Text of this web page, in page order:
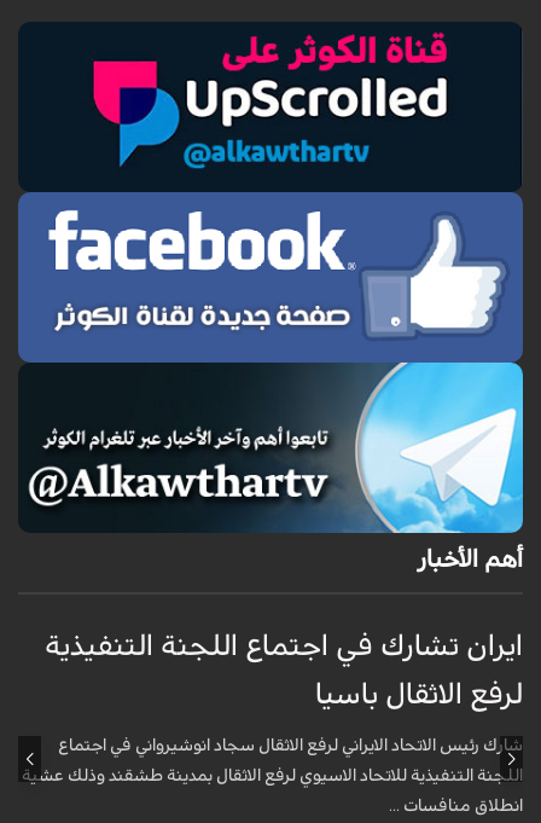
أهم الأخبار
ايران تشارك في اجتماع اللجنة التنفيذية
لرفع الاثقال باسيا
شارك رئيس الاتحاد الايراني لرفع الاثقال سجاد انوشيرواني في اجتماع
اللجنة التنفيذية للاتحاد الاسيوي لرفع الاثقال بمدينة طشقند وذلك عشية
انطلاق منافسات ...